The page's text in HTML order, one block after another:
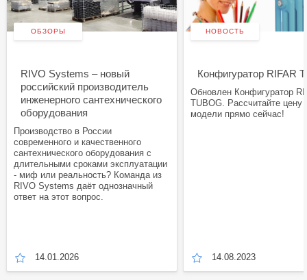
ОБЗОРЫ
RIVO Systems – новый
российский производитель
инженерного сантехнического
оборудования
Производство в России
современного и качественного
сантехнического оборудования с
длительными сроками эксплуатации
- миф или реальность? Команда из
RIVO Systems даёт однозначный
ответ на этот вопрос.
14.01.2026
НОВОСТЬ
Конфигуратор RIFAR
Обновлен Конфигуратор
TUBOG. Рассчитайте цену
модели прямо сейчас!
14.08.2023